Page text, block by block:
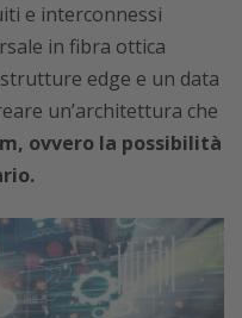
e interconnessi
in fibra ottica
edge e un data
un’architettura che
ovvero la possibilità